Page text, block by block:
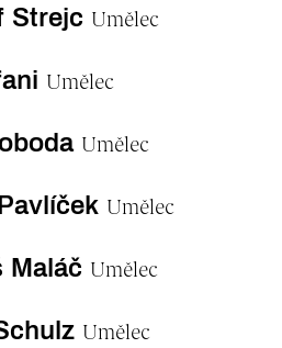
Strejc Umělec
Umělec
Umělec
Umělec
Maláč Umělec
Umělec